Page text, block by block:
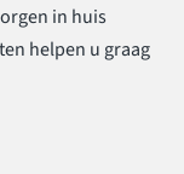
in huis
helpen u graag